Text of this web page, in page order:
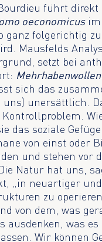
führt
oeconomicusim
ganz folgerichtig
Mausfelds
setzt bei
Mehrhabenwollen
sich das
uns) unersättlich.
das soziale
von einst oder
und stehen vor
Natur hat uns,
„in neuartiger
zu
von dem, was
ausdenken, was
Wir können